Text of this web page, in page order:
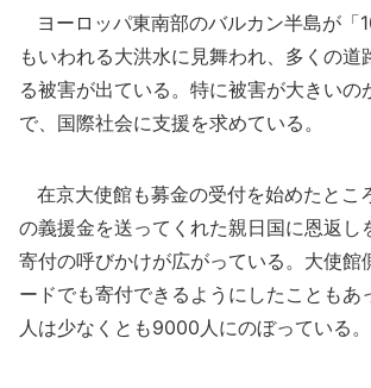
ヨーロッパ東南部のバルカン半島が「
もいわれる大洪水に見舞われ、多くの道
る被害が出ている。特に被害が大きいの
で、国際社会に支援を求めている。
在京大使館も募金の受付を始めたとこ
の義援金を送ってくれた親日国に恩返し
寄付の呼びかけが広がっている。大使館
ードでも寄付できるようにしたこともあ
人は少なくとも9000人にのぼっている。